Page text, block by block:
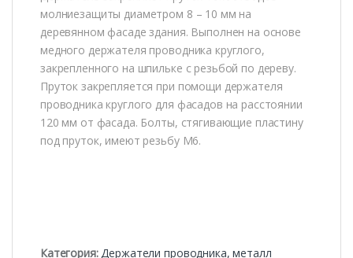
молниезащиты диаметром 8 – 10 мм на
деревянном фасаде здания. Выполнен на основе
медного держателя проводника круглого,
закрепленного на шпильке с резьбой по дереву.
Пруток закрепляется при помощи держателя
проводника круглого для фасадов на расстоянии
120 мм от фасада. Болты, стягивающие пластину
под пруток, имеют резьбу М6.
Категория:Держатели проводника, металл